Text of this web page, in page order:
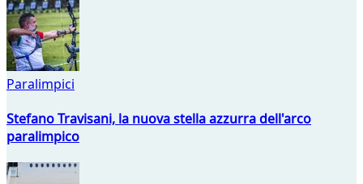
Paralimpici
Stefano Travisani, la nuova stella azzurra dell'arco
paralimpico